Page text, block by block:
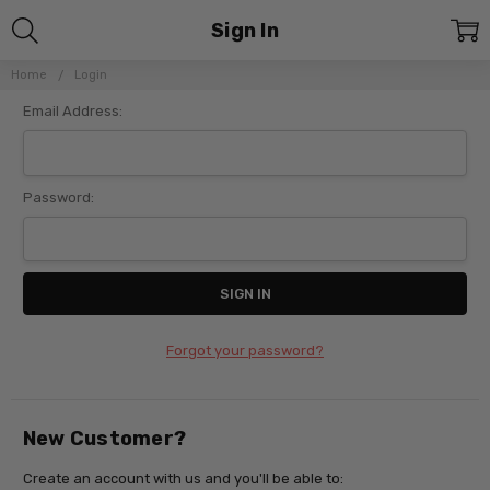
Home Login
Sign In
Email Address:
Password:
Forgot your password?
New Customer?
Create an account with us and you'll be able to: